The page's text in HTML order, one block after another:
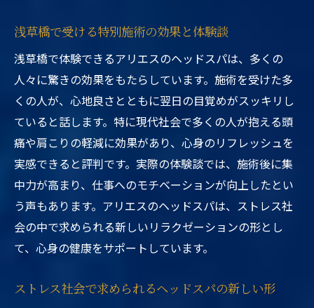
浅草橋で受ける特別施術の効果と体験談
浅草橋で体験できるアリエスのヘッドスパは、多くの
人々に驚きの効果をもたらしています。施術を受けた多
くの人が、心地良さとともに翌日の目覚めがスッキリし
ていると話します。特に現代社会で多くの人が抱える頭
痛や肩こりの軽減に効果があり、心身のリフレッシュを
実感できると評判です。実際の体験談では、施術後に集
中力が高まり、仕事へのモチベーションが向上したとい
う声もあります。アリエスのヘッドスパは、ストレス社
会の中で求められる新しいリラクゼーションの形とし
て、心身の健康をサポートしています。
ストレス社会で求められるヘッドスパの新しい形